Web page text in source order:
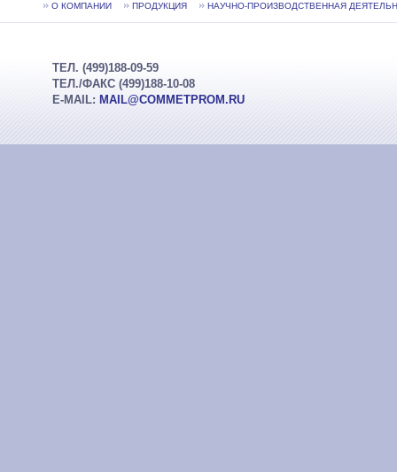
О КОМПАНИИ ПРОДУКЦИЯ НАУЧНО-ПРОИЗВОДСТВЕННАЯ
ТЕЛ. (499)188-09-59
ТЕЛ./ФАКС (499)188-10-08
E-MAIL: MAIL@COMMETPROM.RU